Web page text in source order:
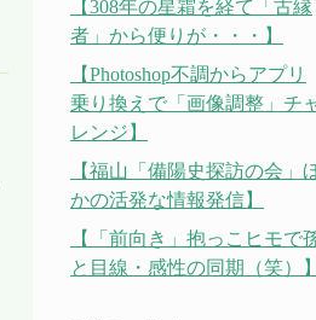
【308年の星霜を経て「古縁
者」から便りが・・・】
【Photoshop不調からアプリ
乗り換えで「画像調整」チ
レンジ】
【福山「備陽史探訪の会」
かの活発な情報発信】
【「前向き」抱っこヒモで
と目線・感性の同期（笑）】